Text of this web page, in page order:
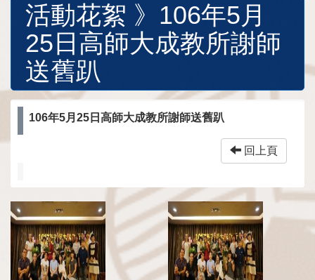
活動花絮 》 106年5月
25日高師大成教所謝師
送舊趴
106年5月25日高師大成教所謝師送舊趴
回上頁